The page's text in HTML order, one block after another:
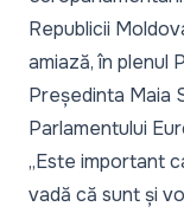
Republicii
amiază, în plenul
Președinta Maia
Parlamentului
„Este important
vadă că sunt și